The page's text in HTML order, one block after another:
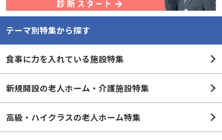
テーマ別特集から探す
食事に力を入れている施設特集
新規開設の老人ホーム・介護施設特集
高級・ハイクラスの老人ホーム特集